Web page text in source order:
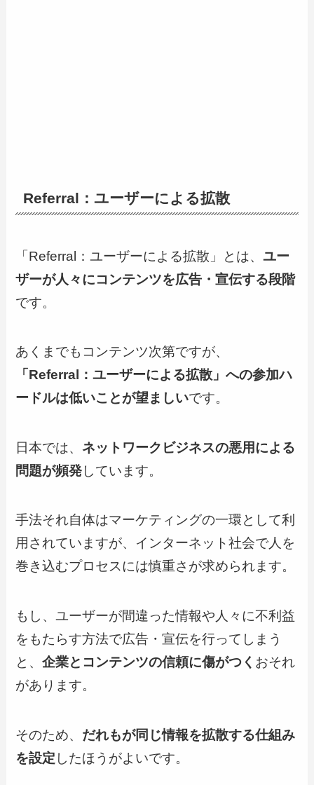
Referral：ユーザーによる拡散
「Referral：ユーザーによる拡散」とは、ユー
ザーが人々にコンテンツを広告・宣伝する段階
です。
あくまでもコンテンツ次第ですが、
「Referral：ユーザーによる拡散」への参加ハ
ードルは低いことが望ましいです。
日本では、 ネットワークビジネスの悪用による
問題が頻発しています。
手法それ自体はマーケティングの一環として利
用されていますが、インターネット社会で人を
巻き込むプロセスには慎重さが求められます。
もし、ユーザーが間違った情報や人々に不利益
をもたらす方法で広告・宣伝を行ってしまう
と、企業とコンテンツの信頼に傷がつく おそれ
があります。
そのため、 だれもが同じ情報を拡散する仕組み
を設定 したほうがよいです。